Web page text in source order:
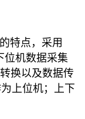
特点，采用
位机数据采集
换以及数据传
上位机；上下